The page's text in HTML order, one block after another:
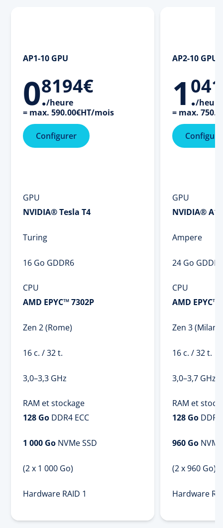
AP1-10 GPU
GPU
NVIDIA® Tesla T4
Turing
16 Go GDDR6
CPU
AMD EPYC™ 7302P
Zen 2 (Rome)
16 c. / 32 t.
3,0–3,3 GHz
RAM et stockage
128 Go DDR4 ECC
1 000 Go NVMe SSD
(2 x 1 000 Go)
Hardware RAID 1
08194€
./heure
= max. 590.00€HT/mois
Configurer
AP2-10 GPU
GPU
NVIDIA® A10
Ampere
24 Go GDDR6
CPU
AMD EPYC™
Zen 3 (Milan)
16 c. / 32 t.
3,0–3,7 GHz
RAM et
128 Go
960 Go
(2 x 960 Go)
Hardware
1 ./heure
= max. 750.